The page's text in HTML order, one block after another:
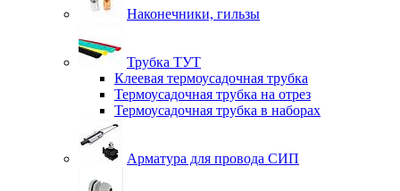
Наконечники, гильзы
Трубка ТУТ
Клеевая термоусадочная трубка
Термоусадочная трубка на отрез
Термоусадочная трубка в наборах
Арматура для провода СИП